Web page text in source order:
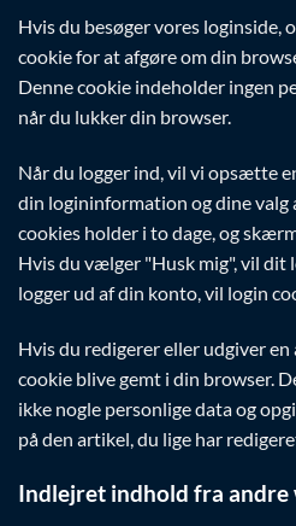
Hvis du besøger vores
cookie for at afgøre om din
Denne cookie indeholder ingen
når du lukker din browser.
Når du logger ind, vil vi opsætte
din logininformation og dine valg
cookies holder i to dage, og
Hvis du vælger "Husk mig", vil dit
logger ud af din konto, vil login
Hvis du redigerer eller udgiver
cookie blive gemt i din browser.
ikke nogle personlige data og
på den artikel, du lige har
Indlejret indhold fra andre